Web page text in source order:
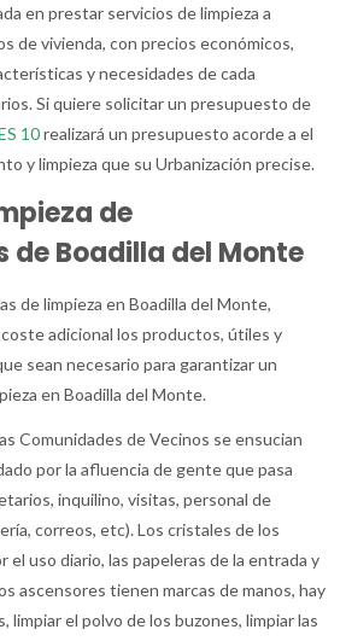
en prestar servicios de limpieza a
de vivienda, con precios económicos,
y necesidades de cada
Si quiere solicitar un presupuesto de
10realizará un presupuesto acorde a el
y limpieza que su Urbanización precise.
de
de Boadilla del Monte
de limpieza en Boadilla del Monte,
adicional los productos, útiles y
sean necesario para garantizar un
en Boadilla del Monte.
Comunidades de Vecinos se ensucian
por la afluencia de gente que pasa
inquilino, visitas, personal de
correos, etc). Los cristales de los
el uso diario, las papeleras de la entrada y
ascensores tienen marcas de manos, hay
limpiar el polvo de los buzones, limpiar las